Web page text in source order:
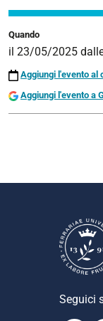
in
presenza
del
Prof.
Quando
il 23/05/2025
Aggiungi l'evento al
Aggiungi l'evento a
Seguici